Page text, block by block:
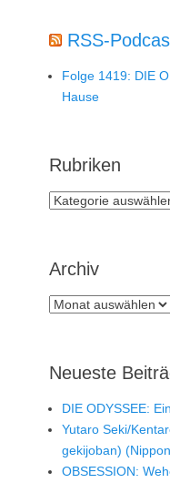
RSS-
Folge 1419: DIE
Hause
Rubriken
Rubriken
Archiv
Archiv
Neueste
DIE ODYSSEE:
Yutaro Seki/
gekijoban)
OBSESSION: